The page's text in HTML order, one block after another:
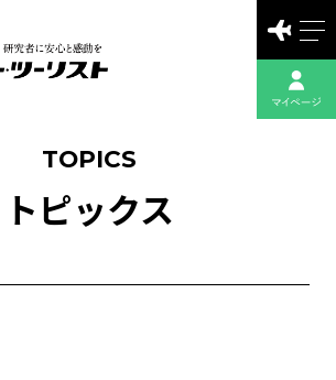
TOPICS
トピックス